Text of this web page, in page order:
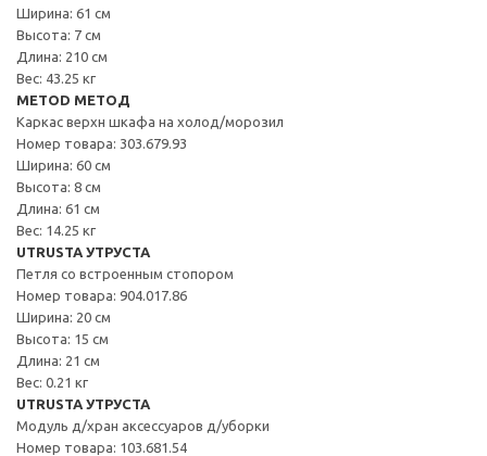
Ширина: 61 см
Высота: 7 см
Длина: 210 см
Вес: 43.25 кг
METOD МЕТОД
Каркас верхн шкафа на холод/морозил
Номер товара: 303.679.93
Ширина: 60 см
Высота: 8 см
Длина: 61 см
Вес: 14.25 кг
UTRUSTA УТРУСТА
Петля со встроенным стопором
Номер товара: 904.017.86
Ширина: 20 см
Высота: 15 см
Длина: 21 см
Вес: 0.21 кг
UTRUSTA УТРУСТА
Модуль д/хран аксессуаров д/уборки
Номер товара: 103.681.54